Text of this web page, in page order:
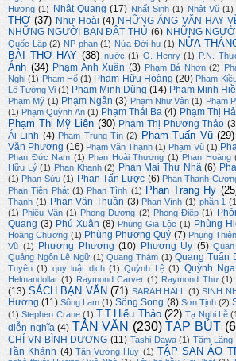
Hương (1) Nhật Quang (17) Nhất Sinh (1) Nhật Vũ (1)
THƠ (37) Như Hoài (4) NHỮNG ÁNG VĂN HAY
NHỮNG NGƯỜI BẠN ĐÂT THỦ (6) NHỮNG
Quốc Lập (2) NP phan (1) Nửa Đời hư (1) NỬA
BÀI THƠ HAY (38) nước (1) O. Henry (1) P.N.
Ánh (34) Phạm Anh Xuân (3) Phạm Bá Nhơn (2)
Nghi (1) Phạm Hổ (1) Phạm Hữu Hoàng (20) Phạm
Lê Tường Vi (1) Phạm Minh Dũng (14) Phạm Minh
Phạm Mỹ (1) Phạm Ngân (3) Phạm Như Vân (1) Phạm
(1) Phạm Quỳnh An (1) Phạm Thái Ba (4) Phạm Thị
Phạm Thị Mỹ Liên (30) Phạm Thị Phương Thảo
Ái Linh (4) Phạm Trung Tín (2) Phạm Tuấn Vũ (29)
Văn Phương (16) Phạm Văn Thạnh (1) Phạm Vũ (1)
Phan Đức Nam (1) Phan Hoài Thương (1) Phan Hoàng
Hữu Lý (1) Phan Khanh (2) Phan Mai Thư Nhã (6)
(1) Phan Sửu (1) Phan Tấn Lược (6) Phan Thanh
Phan Tiên Phát (1) Phan Tình (1) Phan Trang Hy
Thạnh (1) Phan Văn Thuần (3) Phan Vĩnh (1) phần 1
(1) Phiêu Vân (1) Phong Dương (2) Phong Điệp (1)
Quang (3) Phú Xuân (8) Phùng Gia Lộc (1) Phùng
Hoàng Chương (1) Phùng Phương Quý (7) Phụng Thiên
Vũ (1) Phương Phương (10) Phương Uy (5)
Quảng Ngôn Lê Ngữ (1) Quang Thám (1) Quang Tuấn
Tuyên (1) quy luật dịch (1) Quỳnh Lệ (1) Quỳnh Nga
Helmandollar (1) Raymond Carver (1) Raymond Thư (1)
(13) SÁCH BẠN VĂN (71) SARAH HALL (1) SINH
Hương (11) Sông Lam (1) Sông Song (8) Sơn Tịnh (2)
(1) Stephen Crane (1) T.T.Hiếu Thảo (22) Tạ Nghi Lễ
diễn nghĩa (4) TẢN VĂN (230) TẠP BÚT
CHÍ VN BÌNH DƯƠNG (11) Tashi Dawa (1) Tâm Lãng
Tần Khánh (4) Tân Vương Huy (1) TẬP SAN ÁO